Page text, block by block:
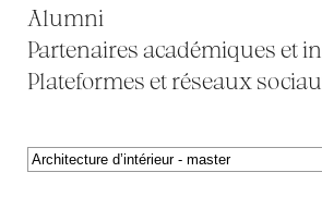
Alumni
Partenaires académiques et
Plateformes et réseaux